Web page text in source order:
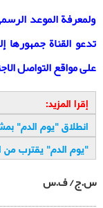
ولمعرفة الموعد
تدعو القناة جمهورها
على مواقع التواصل
إقرا المزيد:
انطلاق "يوم الدم"
"يوم الدم" يقترب من
س.ج/ ف.س